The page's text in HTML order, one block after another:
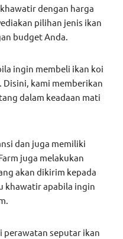
dengan harga
pilihan jenis ikan
budget Anda.
ingin membeli ikan koi
Disini, kami memberikan
dalam keadaan mati
dan juga memiliki
juga melakukan
akan dikirim kepada
khawatir apabila ingin
seputar ikan